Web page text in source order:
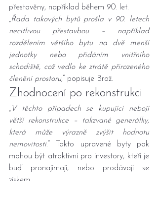
přestavěny, například během 90. let.
„Řada takových bytů prošla v 90. letech
necitlivou přestavbou – například
rozdělením většího bytu na dvě menší
jednotky nebo přidáním vnitřního
schodiště, což vedlo ke ztrátě přirozeného
členění prostoru,“ popisuje Brož.
Zhodnocení po rekonstrukci
„ V těchto případech se kupující nebojí
větší rekonstrukce – takzvané generálky,
která může výrazně zvýšit hodnotu
nemovitosti.“ Takto upravené byty pak
mohou být atraktivní pro investory, kteří je
buď pronajímají, nebo prodávají se
ziskem.